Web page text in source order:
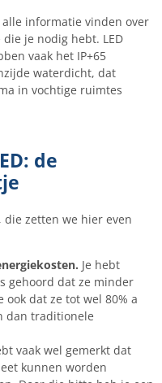
informatie vinden over
je nodig hebt. LED
vaak het IP+65
waterdicht, dat
in vochtige ruimtes
de
die zetten we hier even
Je hebt
gehoord dat ze minder
dat ze tot wel 80% a
dan traditionele
vaak wel gemerkt dat
kunnen worden